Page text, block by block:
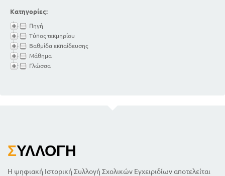
Κατηγορίες:
Πηγή
Τύπος τεκμηρίου
Βαθμίδα εκπαίδευσης
Μάθημα
Γλώσσα
ΣΥΛΛΟΓΉ
Η ψηφιακή Ιστορική Συλλογή Σχολικών Εγχειριδίων αποτελείται